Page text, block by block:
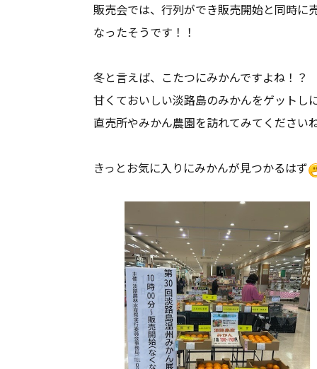
販売会では、行列ができ販売開始と同時に
なったそうです！！
冬と言えば、こたつにみかんですよね！？
甘くておいしい淡路島のみかんをゲットし
直売所やみかん農園を訪れてみてくださ
きっとお気に入りにみかんが見つかるはず